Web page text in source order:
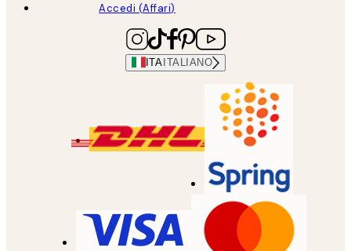
Accedi (Affari)
ITA ITALIANO